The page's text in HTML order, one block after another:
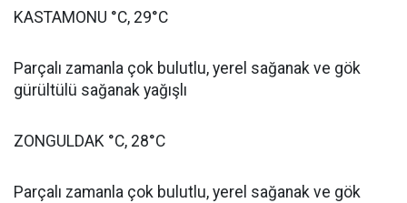
KASTAMONU °C, 29°C
Parçalı zamanla çok bulutlu, yerel sağanak ve gök
gürültülü sağanak yağışlı
ZONGULDAK °C, 28°C
Parçalı zamanla çok bulutlu, yerel sağanak ve gök